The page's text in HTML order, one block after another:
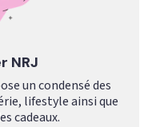
NRJ
un condensé des
lifestyle ainsi que
cadeaux.